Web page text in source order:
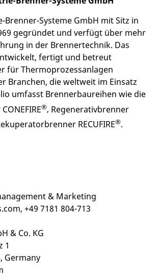
Brenner-Systeme GmbH mit Sitz in
gegründet und verfügt über mehr
in der Brennertechnik. Das
fertigt und betreut
für Thermoprozessanlagen
Branchen, die weltweit im Einsatz
umfasst Brennerbaureihen wie die
CONEFIRE®, Regenerativbrenner
RECUFIRE®.
& Marketing
, +49 7181 804-713
& Co. KG
1
Germany